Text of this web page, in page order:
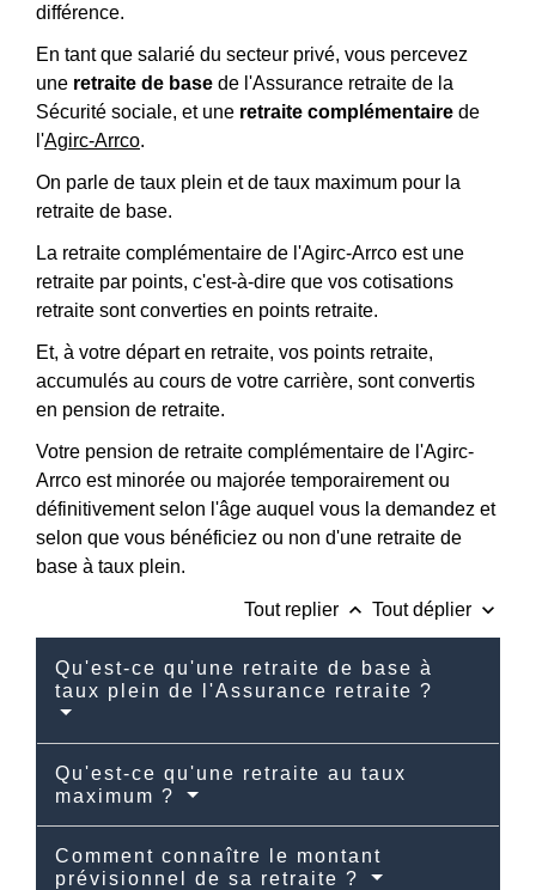
différence.
En tant que salarié du secteur privé, vous percevez
une retraite de base de l'Assurance retraite de la
Sécurité sociale, et une retraite complémentaire de
l'Agirc-Arrco.
On parle de taux plein et de taux maximum pour la
retraite de base.
La retraite complémentaire de l'Agirc-Arrco est une
retraite par points, c'est-à-dire que vos cotisations
retraite sont converties en points retraite.
Et, à votre départ en retraite, vos points retraite,
accumulés au cours de votre carrière, sont convertis
en pension de retraite.
Votre pension de retraite complémentaire de l'Agirc-
Arrco est minorée ou majorée temporairement ou
définitivement selon l'âge auquel vous la demandez et
selon que vous bénéficiez ou non d'une retraite de
base à taux plein.
Tout replier keyboard_arrow_up Tout déplier keyboard_arrow_down
Qu'est-ce qu'une retraite de base à
taux plein de l'Assurance retraite ?
Qu'est-ce qu'une retraite au taux
maximum ?
Comment connaître le montant
prévisionnel de sa retraite ?